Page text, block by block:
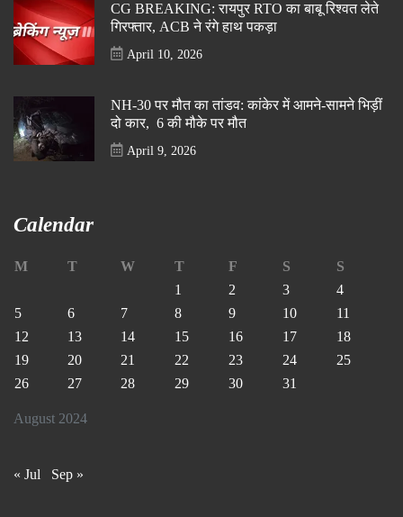
CG BREAKING: रायपुर RTO का बाबू रिश्वत लेते
गिरफ्तार, ACB ने रंगे हाथ पकड़ा
April 10, 2026
NH-30 पर मौत का तांडव: कांकेर में आमने-सामने भिड़ीं
दो कार, 6 की मौके पर मौत
April 9, 2026
Calendar
August 2024
M T W T F S
S
1
2 3
4
5
6 7 8 9 10
11
12
13 14 15 16 17
18
19
20 21 22 23 24
25
26
27 28 29 30 31
« Jul Sep »